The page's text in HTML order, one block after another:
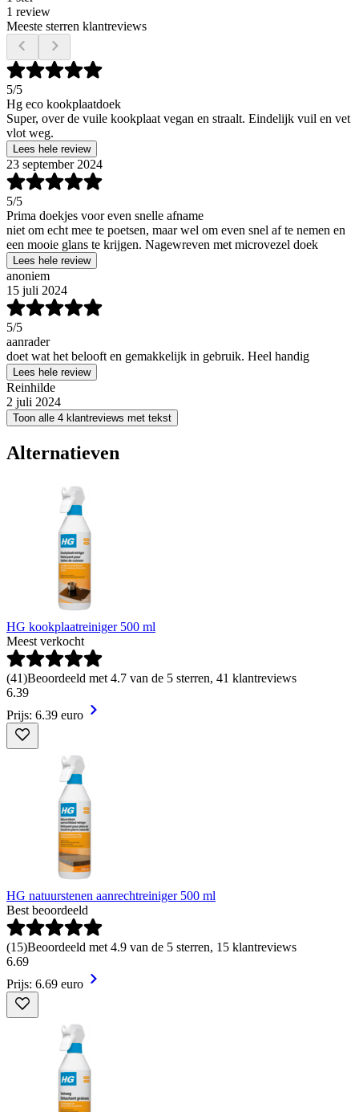
1 review
Meeste sterren klantreviews
5/5
Hg eco kookplaatdoek
Super, over de vuile kookplaat vegan en straalt. Eindelijk vuil en vet
vlot weg.
Lees hele review
23 september 2024
5/5
Prima doekjes voor even snelle afname
niet om echt mee te poetsen, maar wel om even snel af te nemen en
een mooie glans te krijgen. Nagewreven met microvezel doek
Lees hele review
anoniem
15 juli 2024
5/5
aanrader
doet wat het belooft en gemakkelijk in gebruik. Heel handig
Lees hele review
Reinhilde
2 juli 2024
Toon alle 4 klantreviews met tekst
Alternatieven
HG kookplaatreiniger 500 ml
Meest verkocht
(41)Beoordeeld met 4.7 van de 5 sterren, 41 klantreviews
6.39
Prijs: 6.39 euro
HG natuurstenen aanrechtreiniger 500 ml
Best beoordeeld
(15)Beoordeeld met 4.9 van de 5 sterren, 15 klantreviews
6.69
Prijs: 6.69 euro